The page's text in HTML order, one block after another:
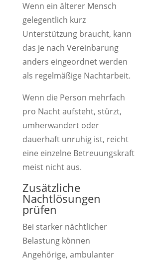
Wenn ein älterer Mensch
gelegentlich kurz
Unterstützung braucht, kann
das je nach Vereinbarung
anders eingeordnet werden
als regelmäßige Nachtarbeit.
Wenn die Person mehrfach
pro Nacht aufsteht, stürzt,
umherwandert oder
dauerhaft unruhig ist, reicht
eine einzelne Betreuungskraft
meist nicht aus.
Zusätzliche
Nachtlösungen
prüfen
Bei starker nächtlicher
Belastung können
Angehörige, ambulanter